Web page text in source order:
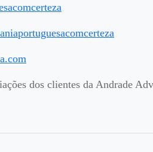
dos clientes da Andrade